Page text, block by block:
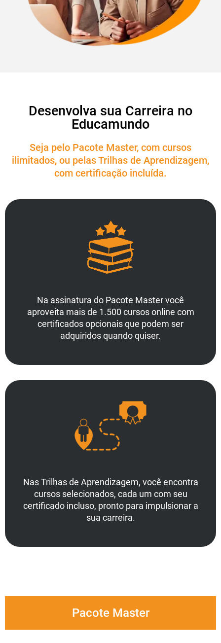
Desenvolva sua Carreira no
Educamundo
Seja pelo Pacote Master, com cursos
ilimitados, ou pelas Trilhas de Aprendizagem,
com certificação incluída.
Na assinatura do Pacote Master você
aproveita mais de 1.500 cursos online com
certificados opcionais que podem ser
adquiridos quando quiser.
Nas Trilhas de Aprendizagem, você encontra
cursos selecionados, cada um com seu
certificado incluso, pronto para impulsionar a
sua carreira.
Pacote Master